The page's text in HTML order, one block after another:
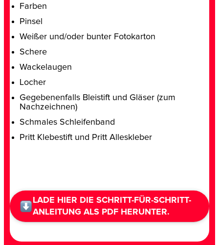
Farben
Pinsel
Weißer und/oder bunter Fotokarton
Schere
Wackelaugen
Locher
Gegebenenfalls Bleistift und Gläser (zum
Nachzeichnen)
Schmales Schleifenband
Pritt Klebestift und Pritt Alleskleber
LADE HIER DIE SCHRITT-FÜR-SCHRITT-
ANLEITUNG ALS PDF HERUNTER.